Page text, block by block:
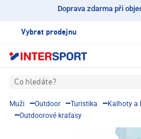
Doprava zdarma při
Vybrat prodejnu
Co hledáte?
Muži Outdoor Turistika Kalhoty a
Outdoorové kraťasy